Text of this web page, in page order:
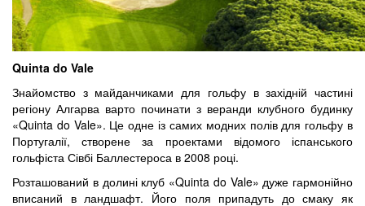
Quinta do Vale
Знайомство з майданчиками для гольфу в західній частині
регіону Алгарва варто починати з веранди клубного будинку
«Quinta do Vale». Це одне із самих модних полів для гольфу в
Португалії, створене за проектами відомого іспанського
гольфіста Сівбі Баллестероса в 2008 році.
Розташований в долині клуб «Quinta do Vale» дуже гармонійно
вписаний в ландшафт. Його поля припадуть до смаку як